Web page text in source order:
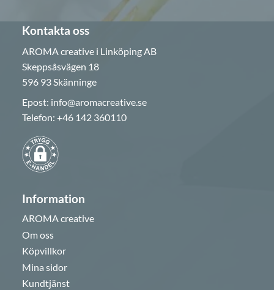
Kontakta oss
AROMA creative i Linköping AB
Skeppsåsvägen 18
596 93 Skänninge
Epost: info@aromacreative.se
Telefon: +46 142 360110
Information
AROMA creative
Om oss
Köpvillkor
Mina sidor
Kundtjänst